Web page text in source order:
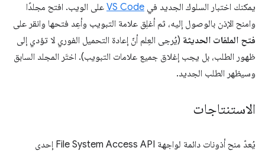
يمكنك اختبار السلوك الجديد في VS Code على الويب. افتح مجلدًا
وامنح الإذن بالوصول إليه، ثم أغلِق علامة التبويب وأعِد فتحها وانقر على
فتح الملفات الحديثة (يُرجى العِلم أنّ إعادة التحميل الفوري لا تؤدي إلى
ظهور الطلب، بل يجب إغلاق جميع علامات التبويب). اختَر المجلد السابق
وسيظهر الطلب الجديد.
الاستنتاجات
يُعدّ منح أذونات دائمة لواجهة File System Access API إحدى